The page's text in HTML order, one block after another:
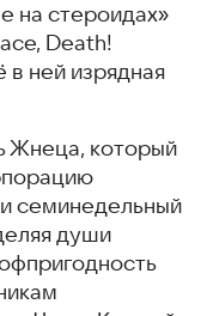
на стероидах»
Death!
в ней изрядная
Жнеца, который
семинедельный
души